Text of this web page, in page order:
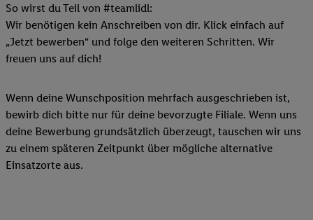
So wirst du Teil von #teamlidl:
Wir benötigen kein Anschreiben von dir. Klick einfach auf
„Jetzt bewerben“ und folge den weiteren Schritten. Wir
freuen uns auf dich!
Wenn deine Wunschposition mehrfach ausgeschrieben ist,
bewirb dich bitte nur für deine bevorzugte Filiale. Wenn uns
deine Bewerbung grundsätzlich überzeugt, tauschen wir uns
zu einem späteren Zeitpunkt über mögliche alternative
Einsatzorte aus.